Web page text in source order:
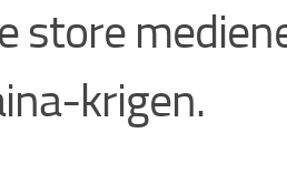
store
krigen.